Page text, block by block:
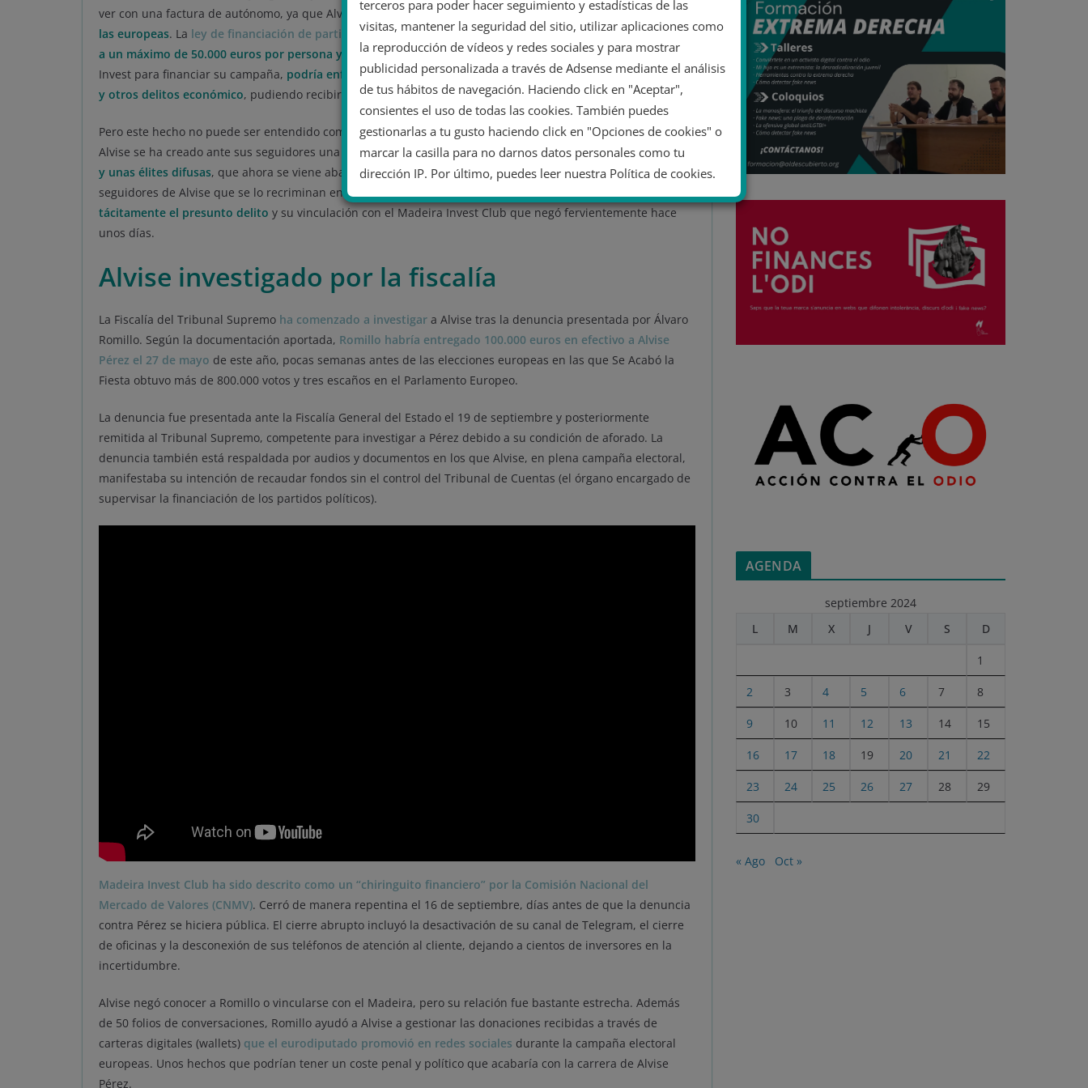
ver con una factura de autónomo, ya que Alvise utilizó estos gastos para financiar ilegalmente su campaña a
las europeas. La ley de financiación de partidos prohíbe las donaciones anónimas y limita las aportaciones
a un máximo de 50.000 euros por persona y año. Si se demuestra que Pérez utilizó los fondos de Madeira
Invest para financiar su campaña, podría enfrentarse a cargos por financiación ilegal, blanqueo de capitales
y otros delitos económico, pudiendo recibir una multa dehasta cinco veces el importe defraudado.
Pero este hecho no puede ser entendido como algo meramente económico, si no por su significado político.
Alvise se ha creado ante sus seguidores una imagen de líder contrala corrupción, el crimen, la clase política
y unas élites difusas, que ahora se viene abajo. El mensaje ha calado como un jarro de agua fría entre los
seguidores de Alvise que se lo recriminan en sus redes sociales, ya que con este mensaje, ha
tácitamente el presunto delito y su vinculación con el Madeira Invest Club que negó fervientemente hace
unos días.
Alvise investigado por la fiscalía
La Fiscalía del Tribunal Supremo ha comenzado a investigar a Alvise tras la denuncia presentada por Álvaro
Romillo. Según la documentación aportada, Romillo habría entregado 100.000 euros en efectivo a Alvise
Pérez el 27 de mayo de este año, pocas semanas antes de las elecciones europeas en las que Se Acabó la
Fiesta obtuvo más de 800.000 votos y tres escaños en el Parlamento Europeo.
La denuncia fue presentada ante la Fiscalía General del Estado el 19 de septiembre y posteriormente
remitida al Tribunal Supremo, competente para investigar a Pérez debido a su condición de aforado. La
denuncia también está respaldada por audios y documentos en los que Alvise, en plena campaña electoral,
manifestaba su intención de recaudar fondos sin el control del Tribunal de Cuentas (el órgano encargado de
supervisar la financiación de los partidos políticos).
Madeira Invest Club ha sido descrito como un “chiringuito financiero” por la Comisión Nacional del
Mercado de Valores (CNMV). Cerró de manera repentina el 16 de septiembre, días antes de que la denuncia
contra Pérez se hiciera pública. El cierre abrupto incluyó la desactivación de su canal de Telegram, el cierre
de oficinas y la desconexión de sus teléfonos de atención al cliente, dejando a cientos de inversores en la
incertidumbre.
Alvise negó conocer a Romillo o vincularse con el Madeira, pero su relación fue bastante estrecha. Además
de 50 folios de conversaciones, Romillo ayudó a Alvise a gestionar las donaciones recibidas a través de
carteras digitales (wallets) que el eurodiputado promovió en redes sociales durante la campaña electoral
europeas. Unos hechos que podrían tener un coste penal y político que acabaría con la carrera de Alvise
Pérez.
AGENDA
septiembre 2024
L
M X J V S D
1
2 3 4 5 6 7 8
9 10 11 12 13 14 15
16 17 18 19 20 21 22
23 24 25 26 27 28 29
30
« Ago Oct »
terceros para poder hacer seguimiento y estadísticas de las
visitas, mantener la seguridad del sitio, utilizar aplicaciones como
la reproducción de vídeos y redes sociales y para mostrar
publicidad personalizada a través de Adsense mediante el análisis
de tus hábitos de navegación. Haciendo click en "Aceptar",
consientes el uso de todas las cookies. También puedes
gestionarlas a tu gusto haciendo click en "Opciones de cookies" o
marcar la casilla para no darnos datos personales como tu
dirección IP. Por último, puedes leer nuestra Política de cookies.
Opciones de cookies